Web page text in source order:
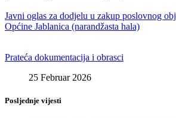
Javni oglas za dodjelu u zakup poslovnog
Općine Jablanica (narandžasta hala)
Prateća dokumentacija i obrasci
25 Februar 2026
Posljednje vijesti